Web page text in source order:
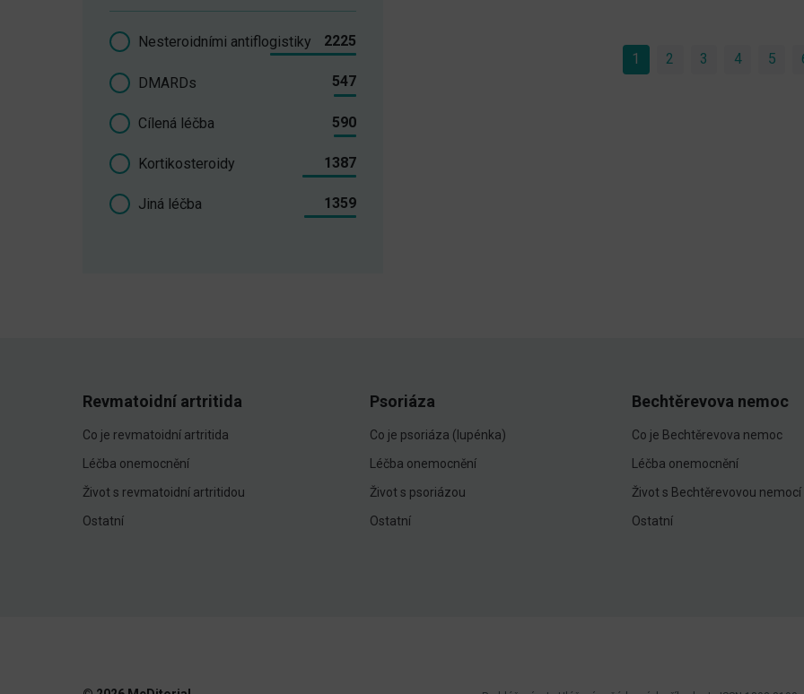
1 (current)
2 3 4 5
Nesteroidními antiflogistiky 2225
DMARDs 547
Cílená léčba 590
Kortikosteroidy 1387
Jiná léčba 1359
Revmatoidní artritida
Co je revmatoidní artritida
Léčba onemocnění
Život s revmatoidní artritidou
Ostatní
Psoriáza
Co je psoriáza (lupénka)
Léčba onemocnění
Život s psoriázou
Ostatní
Bechtěrevova nemoc
Co je Bechtěrevova nemoc
Léčba onemocnění
Život s Bechtěrevovou nemocí
Ostatní